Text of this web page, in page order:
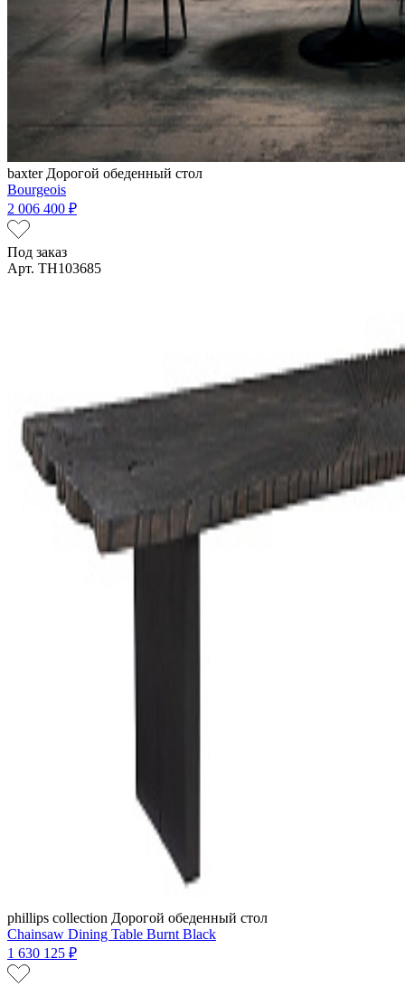
baxter Дорогой обеденный стол
Bourgeois
2 006 400 ₽
Под заказ
Арт. TH103685
phillips collection Дорогой обеденный стол
Chainsaw Dining Table Burnt Black
1 630 125 ₽